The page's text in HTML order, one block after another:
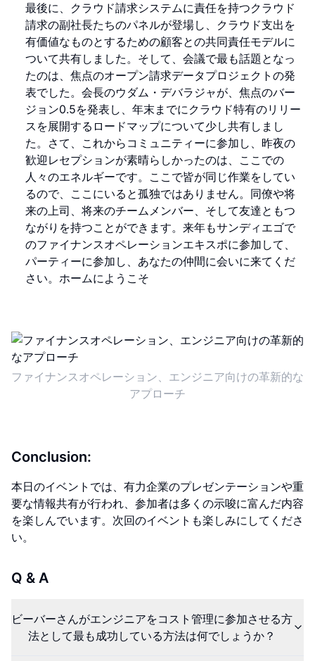
最後に、クラウド請求システムに責任を持つクラウド
請求の副社長たちのパネルが登場し、クラウド支出を
有価値なものとするための顧客との共同責任モデルに
ついて共有しました。そして、会議で最も話題となっ
たのは、焦点のオープン請求データプロジェクトの発
表でした。会長のウダム・デバラジャが、焦点のバー
ジョン0.5を発表し、年末までにクラウド特有のリリー
スを展開するロードマップについて少し共有しまし
た。さて、これからコミュニティーに参加し、昨夜の
歓迎レセプションが素晴らしかったのは、ここでの
人々のエネルギーです。ここで皆が同じ作業をしてい
るので、ここにいると孤独ではありません。同僚や将
来の上司、将来のチームメンバー、そして友達ともつ
ながりを持つことができます。来年もサンディエゴで
のファイナンスオペレーションエキスポに参加して、
パーティーに参加し、あなたの仲間に会いに来てくだ
さい。ホームにようこそ
ファイナンスオペレーション、エンジニア向けの革新的な
アプローチ
Conclusion:
本日のイベントでは、有力企業のプレゼンテーションや重
要な情報共有が行われ、参加者は多くの示唆に富んだ内容
を楽しんでいます。次回のイベントも楽しみにしてくださ
い。
Q & A
ビーバーさんがエンジニアをコスト管理に参加させる方
法として最も成功している方法は何でしょうか？